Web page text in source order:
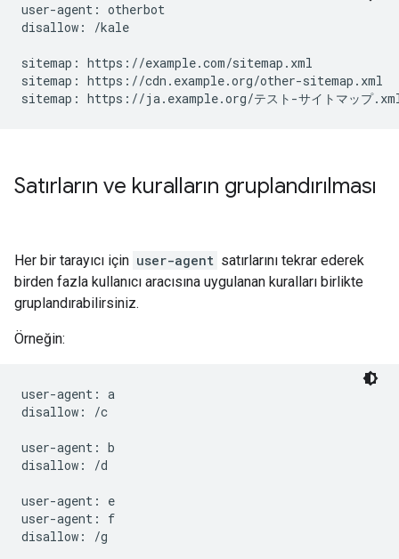
user-agent: otherbot
disallow: /kale
sitemap: https://example.com/sitemap.xml
sitemap: https://cdn.example.org/other-sitemap.xml
sitemap: https://ja.example.org/テスト-サイトマップ
Satırların ve kuralların gruplandırılması
Her bir tarayıcı için user-agent satırlarını tekrar ederek
birden fazla kullanıcı aracısına uygulanan kuralları birlikte
gruplandırabilirsiniz.
Örneğin:
user-agent: a
disallow: /c
user-agent: b
disallow: /d
user-agent: e
user-agent: f
disallow: /g